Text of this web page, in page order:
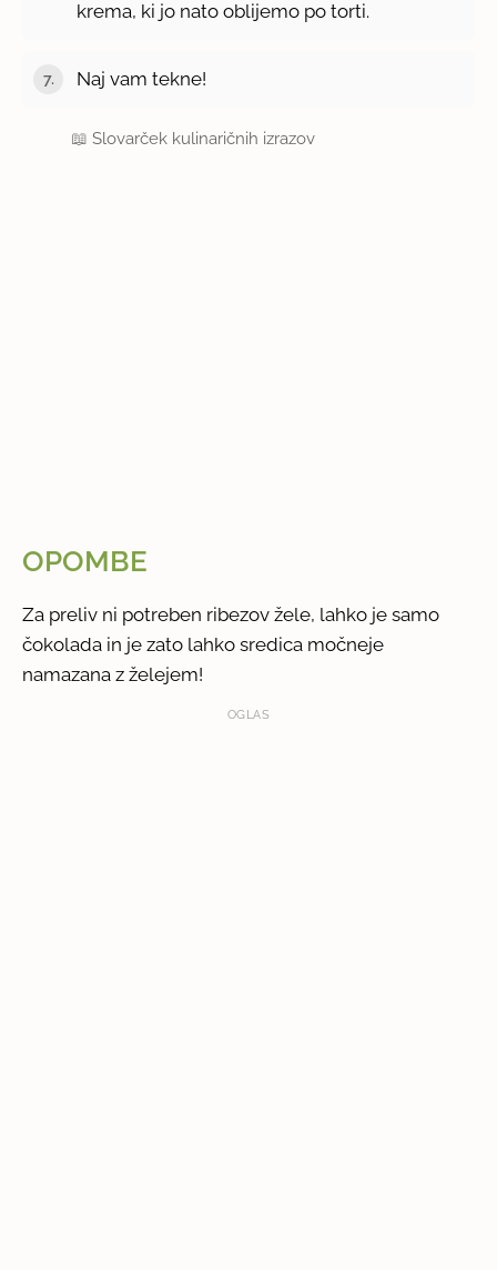
krema, ki jo nato oblijemo po torti.
Naj vam tekne!
📖Slovarček kulinaričnih izrazov
OPOMBE
Za preliv ni potreben ribezov žele, lahko je samo
čokolada in je zato lahko sredica močneje
namazana z želejem!
OGLAS